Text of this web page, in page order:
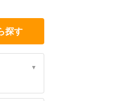
探す
▼